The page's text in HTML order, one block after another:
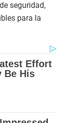
seguridad,
para la